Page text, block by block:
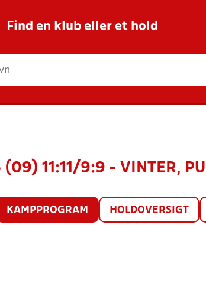
Find en klub eller et hold
(09) 11:11/9:9 - VINTER,
KAMPPROGRAM HOLDOVERSIGT